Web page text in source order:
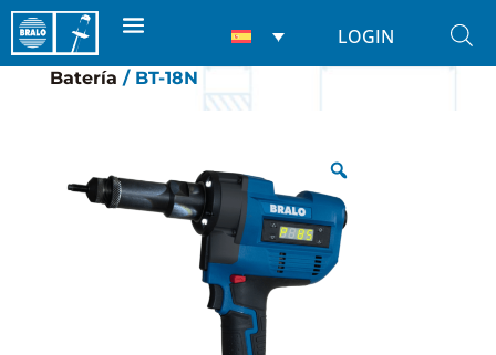
LOGIN
Inicio Remachadoras Para tuercas/
Batería / BT-18N